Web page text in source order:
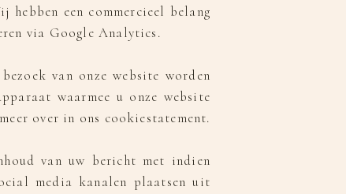
een commercieel belang
via Google Analytics.
van onze website worden
waarmee u onze website
over in ons cookiestatement.
van uw bericht met indien
media kanalen plaatsen uit